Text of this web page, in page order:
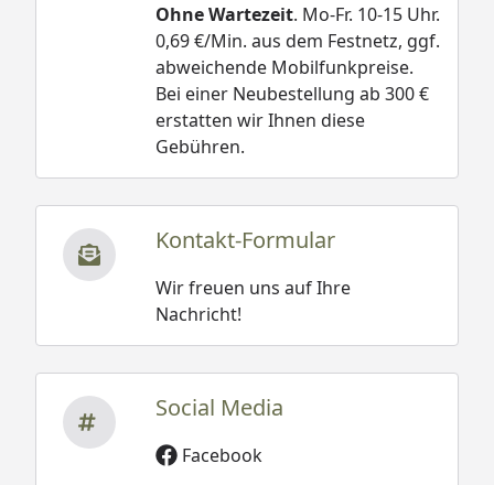
Ohne Wartezeit. Mo-Fr. 10-15 Uhr.
0,69 €/Min. aus dem Festnetz, ggf.
abweichende Mobilfunkpreise.
Bei einer Neubestellung ab 300 €
erstatten wir Ihnen diese
Gebühren.
Kontakt-Formular
Wir freuen uns auf Ihre
Nachricht!
Social Media
Facebook